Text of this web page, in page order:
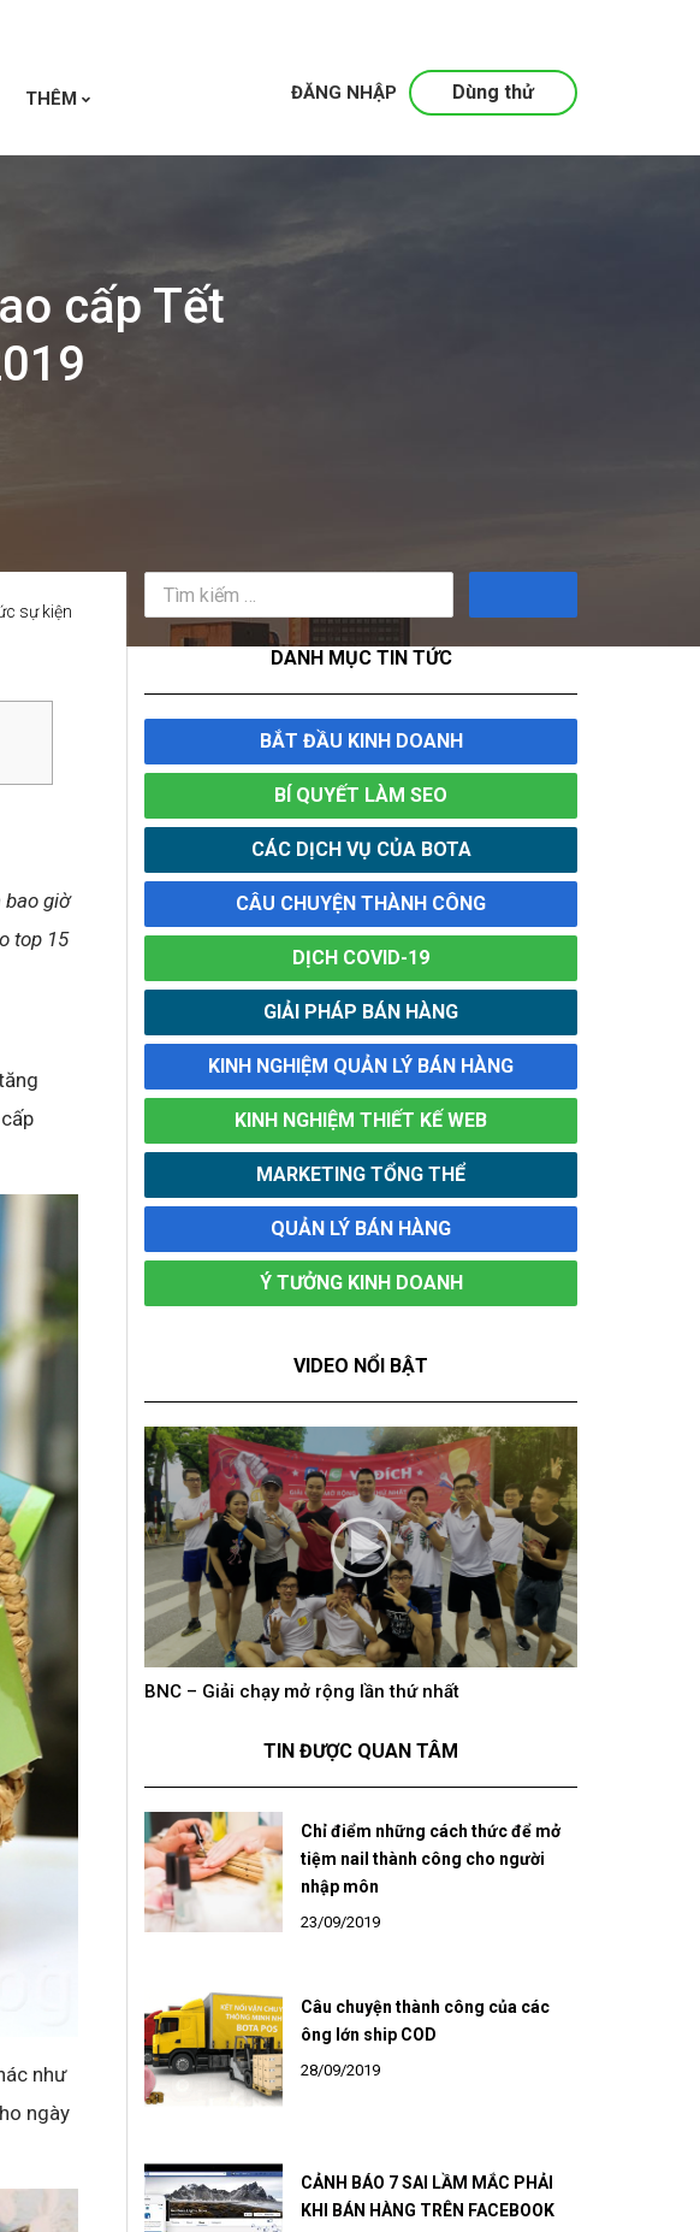
THÊM Dùng thử
ĐĂNG NHẬP
cấp Tết
sự kiện
bao giờ
top 15
như
ngày
DANH MỤC TIN TỨC
BẮT ĐẦU KINH DOANH
BÍ QUYẾT LÀM SEO
CÁC DỊCH VỤ CỦA BOTA
CÂU CHUYỆN THÀNH CÔNG
DỊCH COVID-19
GIẢI PHÁP BÁN HÀNG
KINH NGHIỆM QUẢN LÝ BÁN HÀNG
KINH NGHIỆM THIẾT KẾ WEB
MARKETING TỔNG THỂ
QUẢN LÝ BÁN HÀNG
Ý TƯỞNG KINH DOANH
VIDEO NỔI BẬT
Không khí cổ vũ U23 Việt Nam tại BNC Group trên
Chỉ điểm những cách thức để mở
tiệm nail thành công cho người
Câu chuyện thành công của các
CẢNH BÁO 7 SAI LẦM MẮC PHẢI